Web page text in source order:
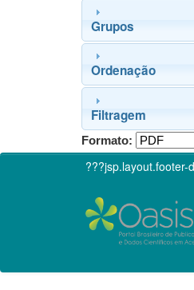
Grupos
Ordenação
Filtragem
Formato:
???jsp.layout.footer-